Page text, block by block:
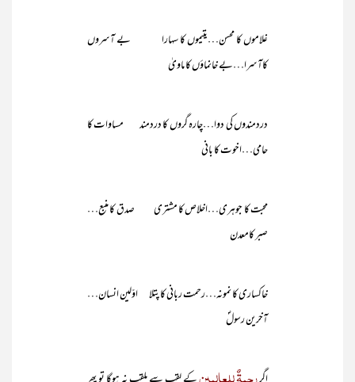
غلاموں کا محسن…یتیموں کا سہارا بے آسروں
کاآسرا…بے خانماؤں کا ماویٰ
دردمندوں کی دوا…چارہ گروں کا دردمند مساوات کا
حامی…اخوت کا بانی
محبت کا جوہری…اخلاص کا مشتری صدق کا منبع…
صبر کامعدن
خاکساری کا نمونہ…رحمت ربانی کا پتلا اوّلین انسان…
آخرین رسولؐ